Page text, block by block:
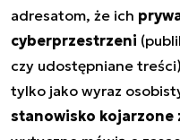
adresatom, że ich
cyberprzestrzeni
czy udostępniane
tylko jako wyraz
stanowisko kojarzone